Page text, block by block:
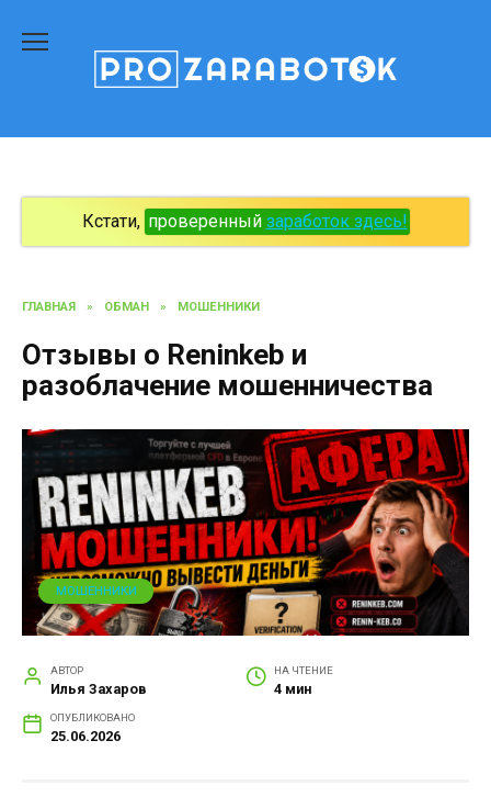
содержанию
Кстати, проверенный заработок здесь!
ГЛАВНАЯ » ОБМАН » МОШЕННИКИ
Отзывы о Reninkeb и
разоблачение мошенничества
МОШЕННИКИ
АВТОР
Илья Захаров
НА ЧТЕНИЕ
4 мин
ОПУБЛИКОВАНО
25.06.2026